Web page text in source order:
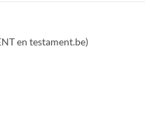
en testament.be)